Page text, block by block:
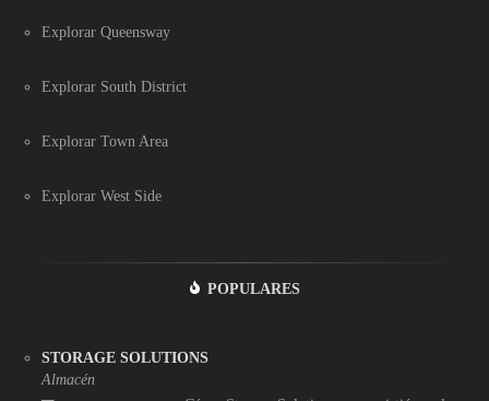
Explorar Queensway
Explorar South District
Explorar Town Area
Explorar West Side
POPULARES
STORAGE SOLUTIONS
Almacén